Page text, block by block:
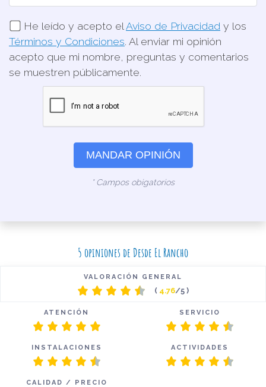
He leído y acepto el Aviso de Privacidad y los
Términos y Condiciones. Al enviar mi opinión
acepto que mi nombre, preguntas y comentarios
se muestren públicamente.
MANDAR OPINIÓN
* Campos obigatorios
5 opiniones de Desde El Rancho
VALORACIÓN GENERAL
( 4.76/5 )
ATENCIÓN SERVICIO
INSTALACIONES ACTIVIDADES
CALIDAD / PRECIO